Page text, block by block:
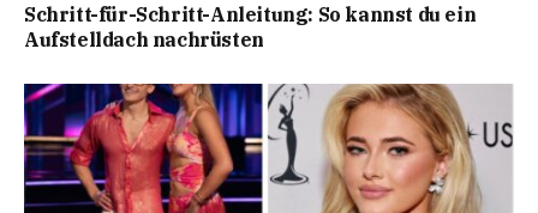
Schritt-für-Schritt-Anleitung: So kannst du ein
Aufstelldach nachrüsten